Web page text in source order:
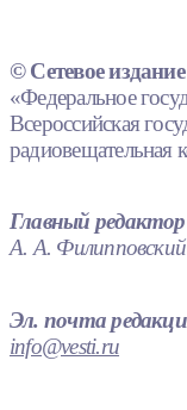
© Сетевое
«Федеральное
Всероссийская
Главный редактор
А. А. Филипповский
Эл. почта
info@vesti.ru